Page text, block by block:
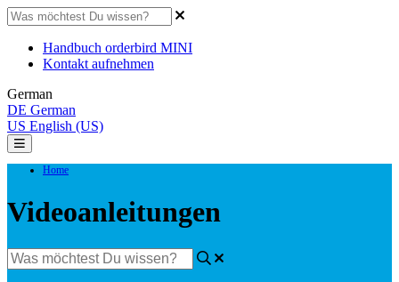
Handbuch orderbird MINI
Kontakt aufnehmen
German
DE German
US English (US)
Home
Videoanleitungen